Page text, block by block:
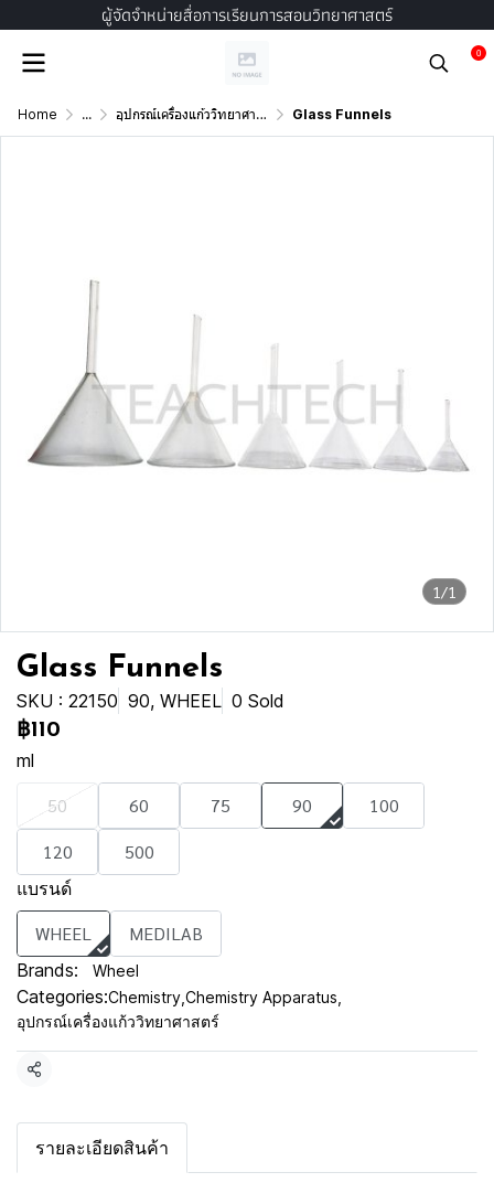
ผู้จัดจำหน่ายสื่อการเรียนการสอนวิทยาศาสตร์
0
Home ... อุปกรณ์เครื่องแก้ววิทยาศาสตร์ Glass Funnels
1/1
Glass Funnels
SKU : 22150 90, WHEEL 0 Sold
฿110
ml
50 60 75 90
100
120
500
แบรนด์
WHEEL MEDILAB
Brands: Wheel
Categories:Chemistry Chemistry Apparatus
อุปกรณ์เครื่องแก้ววิทยาศาสตร์
Share
รายละเอียดสินค้า